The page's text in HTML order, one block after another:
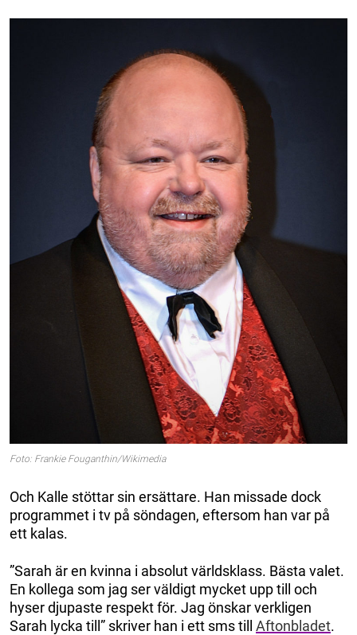
Foto: Frankie Fouganthin/Wikimedia
Och Kalle stöttar sin ersättare. Han missade dock
programmet i tv på söndagen, eftersom han var på
ett kalas.
”Sarah är en kvinna i absolut världsklass. Bästa valet.
En kollega som jag ser väldigt mycket upp till och
hyser djupaste respekt för. Jag önskar verkligen
Sarah lycka till” skriver han i ett sms till Aftonbladet.